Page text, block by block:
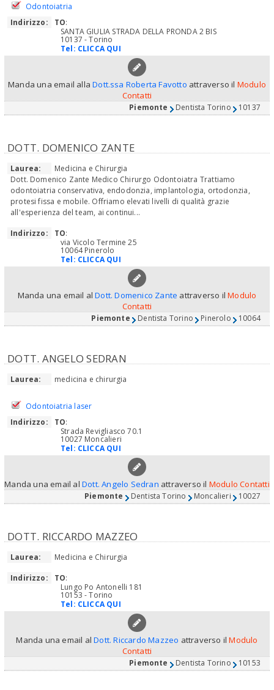
Odontoiatria
Indirizzo:
TO:
SANTA GIULIA STRADA DELLA PRONDA 2 BIS
10137 - Torino
Tel: CLICCA QUI
Manda una email allaDott.ssa Roberta Favotto attraverso il Modulo
Contatti
Piemonte Dentista Torino 10137
DOTT. DOMENICO ZANTE
Laurea:
Medicina e Chirurgia
Dott. Domenico Zante Medico Chirurgo Odontoiatra Trattiamo
odontoiatria conservativa, endodonzia, implantologia, ortodonzia,
protesi fissa e mobile. Offriamo elevati livelli di qualità grazie
all'esperienza del team, ai continui...
Indirizzo:
TO:
via Vicolo Termine 25
10064 Pinerolo
Tel: CLICCA QUI
Manda una email alDott. Domenico Zante attraverso ilModulo
Contatti
Piemonte Dentista Torino Pinerolo 10064
DOTT. ANGELO SEDRAN
Laurea: medicina e chirurgia
Odontoiatria laser
Indirizzo:
TO:
Strada Revigliasco 70.1
10027 Moncalieri
Tel: CLICCA QUI
Manda una email alDott. Angelo Sedran attraverso il Modulo Contatti
Piemonte Dentista Torino Moncalieri 10027
DOTT. RICCARDO MAZZEO
Laurea:
Medicina e Chirurgia
Indirizzo:
TO:
Lungo Po Antonelli 181
10153 - Torino
Tel: CLICCA QUI
Manda una email alDott. Riccardo Mazzeo attraverso ilModulo
Contatti
Piemonte Dentista Torino 10153